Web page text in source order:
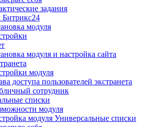
задания
Битрикс24
модуля
модуля и настройка сайта
модуля
доступа пользователей экстранета
сотрудник
списки
модуля
модуля Универсальные списки